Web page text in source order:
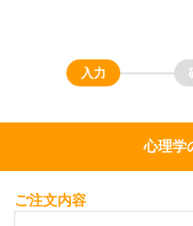
心理学
ご注文内容